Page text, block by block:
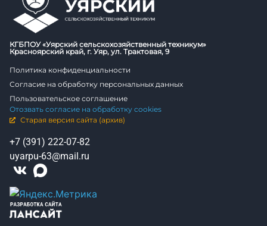
КГБПОУ «Уярский сельскохозяйственный техникум»
Красноярский край, г. Уяр, ул. Трактовая, 9
Политика конфиденциальности
Согласие на обработку персональных данных
Пользовательское соглашение
Отозвать согласие на обработку cookies
Старая версия сайта (архив)
+7 (391) 222-07-82
uyarpu-63@mail.ru